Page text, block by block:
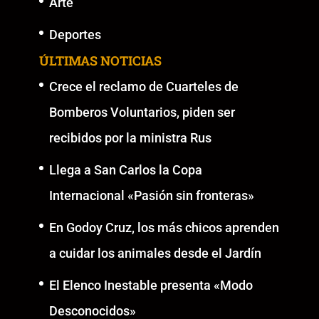
Deportes
ÚLTIMAS NOTICIAS
Crece el reclamo de Cuarteles de
Bomberos Voluntarios, piden ser
recibidos por la ministra Rus
Llega a San Carlos la Copa
Internacional «Pasión sin fronteras»
En Godoy Cruz, los más chicos aprenden
a cuidar los animales desde el Jardín
El Elenco Inestable presenta «Modo
Desconocidos»